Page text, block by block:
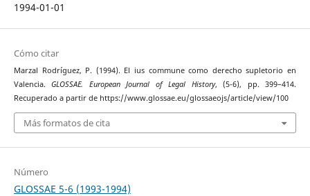
1994-01-01
Cómo citar
Marzal Rodríguez, P. (1994). El ius commune como derecho supletorio en
Valencia.GLOSSAE. European Journal of Legal History, (5-6), pp. 399–414.
Recuperado a partir de https://www.glossae.eu/glossaeojs/article/view/100
Más formatos de cita
Número
GLOSSAE 5-6 (1993-1994)